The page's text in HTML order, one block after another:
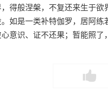
得般涅槃，不复还来生于
如是一类补特伽罗，居阿
意识、证不还果；暂能照了